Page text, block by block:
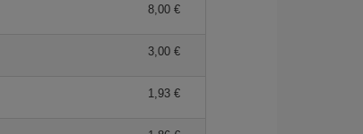
8,00 €
3,00 €
1,93 €